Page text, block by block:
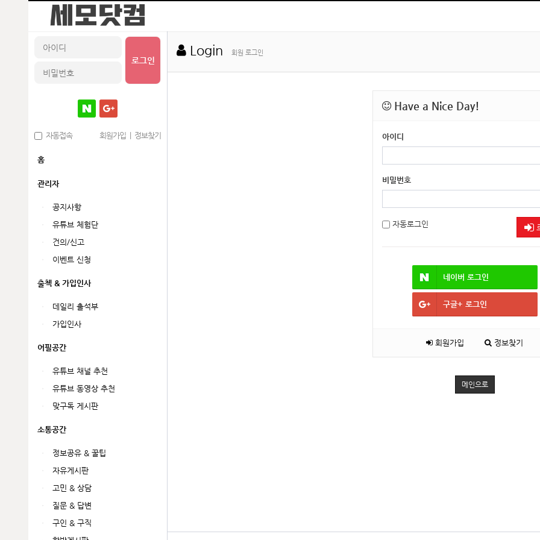
로그인
자동접속 회원가입 정보찾기
홈
관리자
공지사항
유튜브 체험단
건의/신고
이벤트 신청
출첵 & 가입인사
데일리 출석부
가입인사
어필공간
유튜브 채널 추천
유튜브 동영상 추천
맞구독 게시판
소통공간
정보공유 & 꿀팁
자유게시판
고민 & 상담
질문 & 답변
구인 & 구직
Login 회원 로그인
Have a Nice Day!
아이디
비밀번호
자동로그인
네이버 로그인
구글+ 로그인
회원가입 정보찾기
메인으로